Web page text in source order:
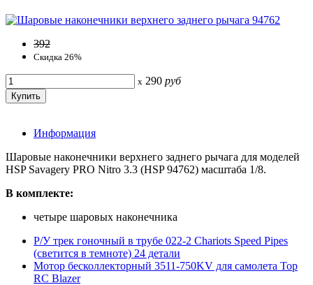
392
Скидка 26%
x 290 руб
Информация
Шаровые наконечники верхнего заднего рычага для моделей
HSP Savagery PRO Nitro 3.3 (HSP 94762) масштаба 1/8.
В комплекте:
четыре шаровых наконечника
Р/У трек гоночный в трубе 022-2 Chariots Speed Pipes
(светится в темноте) 24 детали
Мотор бесколлекторный 3511-750KV для самолета Top
RC Blazer